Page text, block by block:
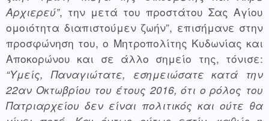
Αρχιερεύ”, την μετά του προστάτου Σας Αγίου
ομοιότητα διαπιστούμεν ζωήν”, επισήμανε στην
προσφώνηση του, ο Μητροπολίτης Κυδωνίας και
“Υμείς, Παναγιώτατε, εσημειώσατε κατά την
22αν Οκτωβρίου του έτους 2016, ότι ο ρόλος του
Πατριαρχείου δεν είναι πολιτικός και ούτε θα